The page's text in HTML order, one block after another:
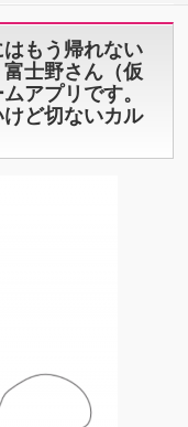
もう帰れない
士野さん（仮
アプリです。
ど切ないカル